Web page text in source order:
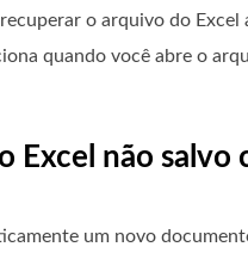
o arquivo do
quando você abre o
Excel não
um novo